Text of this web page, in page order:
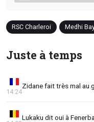
RSC Charleroi Medhi
Juste à temps
Zidane fait très mal au
14:24
Lukaku dit oui à